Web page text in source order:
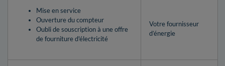
Mise en service
Ouverture du compteur
Oubli de souscription à une offre
de fourniture d'électricité
Votre fournisseur
d’énergie